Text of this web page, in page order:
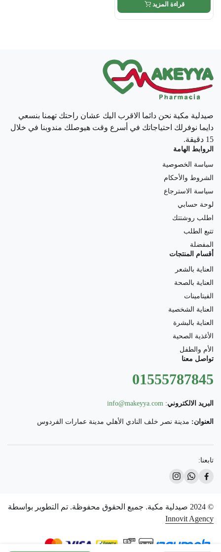
قراءة المزيد
صيدلية مكية نحن دائما الاقرب اليك عشان راحتك تهمنا بنسعي
دايما نوفرلك احتياجاتك في أسرع وقت هيوصلك مندوبنا في خلال
15 دقيقة.
الروابط الهامة
سياسة الخصوصية
الشروط والأحكام
سياسة الاسترجاع
لوحة حسابي
اطلب روشتتك
تتبع الطلب
المفضلة
أقسام المنتجات
العناية بالشعر
العناية بالصحة
الفيتامينات
العناية الشخصية
العناية بالبشرة
الأغذية الصحية
الأم والطفل
تواصل معنا
01555787845
البريد الالكتروني:
info@makeyya.com
العنوان: مدينة نصر خلف النادي الأهلي مدينة عمارات الفردوس
تابعنا:
© 2024 صيدلية مكية. جميع الحقوق محفوظة. تم التطوير بواسطة
Innovit Agency